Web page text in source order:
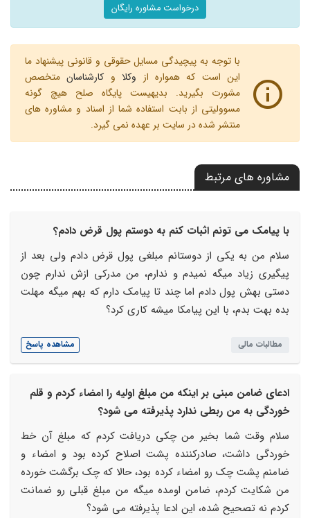
درخواست مشاوره رایگان
با توجه به پیچیدگی مسایل حقوقی و قانونی پیشنهاد ما
این است که همواره از وکلاو کارشناسانمتخصص
مشورت بگیرید. بدیهیست پایگاه صلح هیچ گونه
مسوولیتی از بابت استفاده شما از اسناد و مشاوره های
منتشر شده در سایت بر عهده نمی گیرد.
مشاوره های مرتبط
با پیامک می تونم اثبات کنم به دوستم پول قرض دادم؟
سلام من به یکی از دوستانم مبلغی پول قرض دادم ولی بعد از
پیگیری زیاد میگه نمیدم و ندارم، من مدرکی ازش ندارم چون
دستی بهش پول دادم اما چند تا پیامک دارم که بهم میگه مهلت
بده بهت بدم، با این پیامکا میشه کاری کرد؟
مطالبات مالی مشاهده پاسخ
ادعای ضامن مبنی بر اینکه من مبلغ اولیه را امضاء کردم و قلم
خوردگی به من ربطی ندارد پذیرفته می شود؟
سلام وقت شما بخیر من چکی دریافت کردم که مبلغ آن خط
خوردگی داشت، صادرکننده پشت اصلاح کرده بود و امضاء و
ضامنم پشت چک رو امضاء کرده بود، حالا که چک برگشت خورده
من شکایت کردم، ضامن اومده میگه من مبلغ قبلی رو ضمانت
کردم نه تصحیح شده، این ادعا پذیرفته می شود؟